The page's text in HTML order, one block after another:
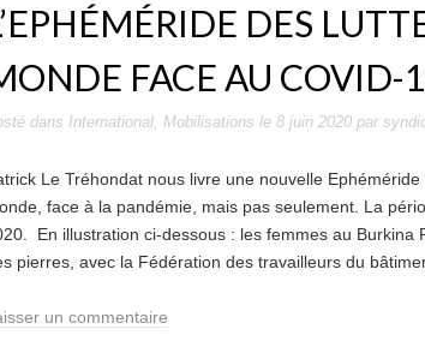
DES
FACE AU COVID-
dans International, Mobilisations le 8 juin 2020 par
Le Tréhondat nous livre une nouvelle
face à la pandémie, mais pas seulement. La
En illustration ci-dessous : les femmes au Burkina
pierres, avec la Fédération des travailleurs du
un commentaire